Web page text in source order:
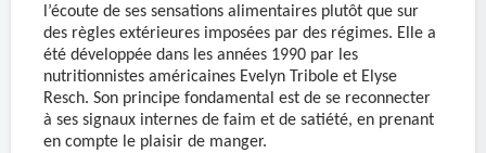
l’écoute de ses sensations alimentaires plutôt que sur
des règles extérieures imposées par des régimes. Elle a
été développée dans les années 1990 par les
nutritionnistes américaines Evelyn Tribole et Elyse
Resch. Son principe fondamental est de se reconnecter
à ses signaux internes de faim et de satiété, en prenant
en compte le plaisir de manger.